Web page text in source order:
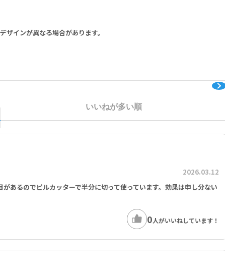
ください。
使用する場合を除く）
タザナビル、ホスアンプレナビル）、テラプレビル、コビシスタットを投
インが異なる場合があります。
いいねが多い順
2026.03.12
あるのでピルカッターで半分に切って使っています。効果は申し分ない
0人がいいねしています！